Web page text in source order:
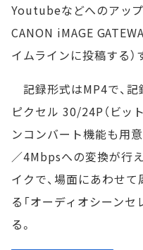
Youtubeなどへのアッ
CANON iMAGE
イムラインに投稿する）
記録形式はMP4で、
ピクセル 30/24P（ビッ
ンコンバート機能も用
／4Mbpsへの変換が行
イクで、場面にあわせ
る「オーディオシーン
る。